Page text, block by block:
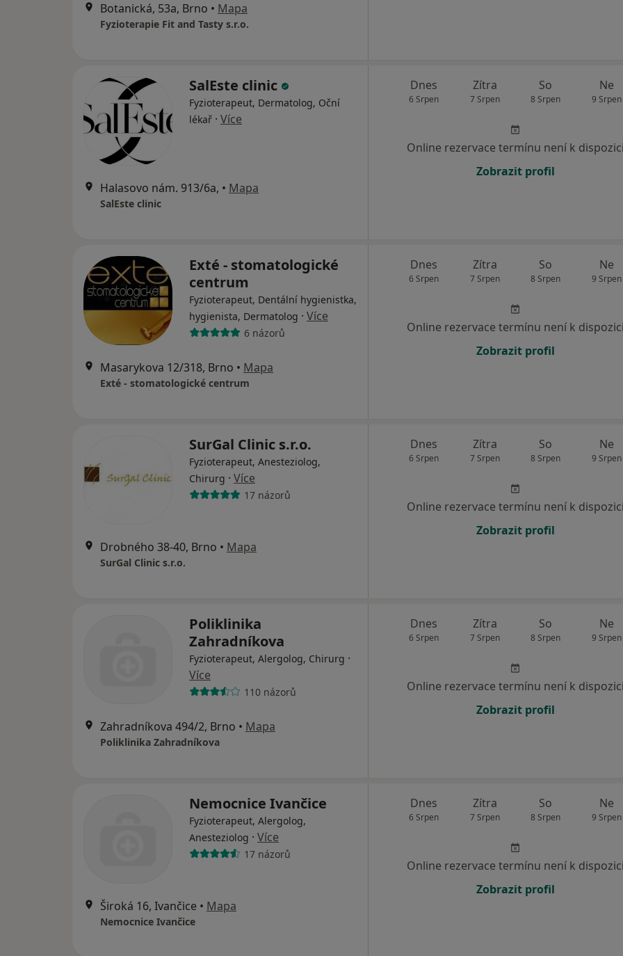
Botanická, 53a, Brno • Mapa
Fyzioterapie Fit and Tasty s.r.o.
SalEste clinic
Fyzioterapeut, Dermatolog, Oční
lékař · Více
Halasovo nám. 913/6a, • Mapa
SalEste clinic
Dnes
6 Srpen
Zítra
7 Srpen
So
8 Srpen
Ne
9 Srpen
Online rezervace termínu není k dispozici
Zobrazit profil
Exté - stomatologické
centrum
Fyzioterapeut, Dentální hygienistka,
hygienista, Dermatolog · Více
6 názorů
Masarykova 12/318, Brno • Mapa
Exté - stomatologické centrum
Dnes
6 Srpen
Zítra
7 Srpen
So
8 Srpen
Ne
9 Srpen
Online rezervace termínu není k dispozici
Zobrazit profil
SurGal Clinic s.r.o.
Fyzioterapeut, Anesteziolog,
Chirurg · Více
17 názorů
Drobného 38-40, Brno • Mapa
SurGal Clinic s.r.o.
Dnes
6 Srpen
Zítra
7 Srpen
So
8 Srpen
Ne
9 Srpen
Online rezervace termínu není k dispozici
Zobrazit profil
Poliklinika
Zahradníkova
Fyzioterapeut, Alergolog, Chirurg ·
Více
110 názorů
Zahradníkova 494/2, Brno • Mapa
Poliklinika Zahradníkova
Dnes
6 Srpen
Zítra
7 Srpen
So
8 Srpen
Ne
9 Srpen
Online rezervace termínu není k dispozici
Zobrazit profil
Nemocnice Ivančice
Fyzioterapeut, Alergolog,
Anesteziolog · Více
17 názorů
Široká 16, Ivančice • Mapa
Nemocnice Ivančice
Dnes
6 Srpen
Zítra
7 Srpen
So
8 Srpen
Ne
9 Srpen
Online rezervace termínu není k dispozici
Zobrazit profil